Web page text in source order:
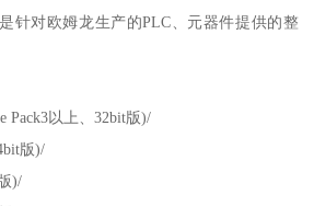
是针对欧姆龙生产的PLC、元器件提供的整
Pack3以上、32bit版)/
版)/
)/